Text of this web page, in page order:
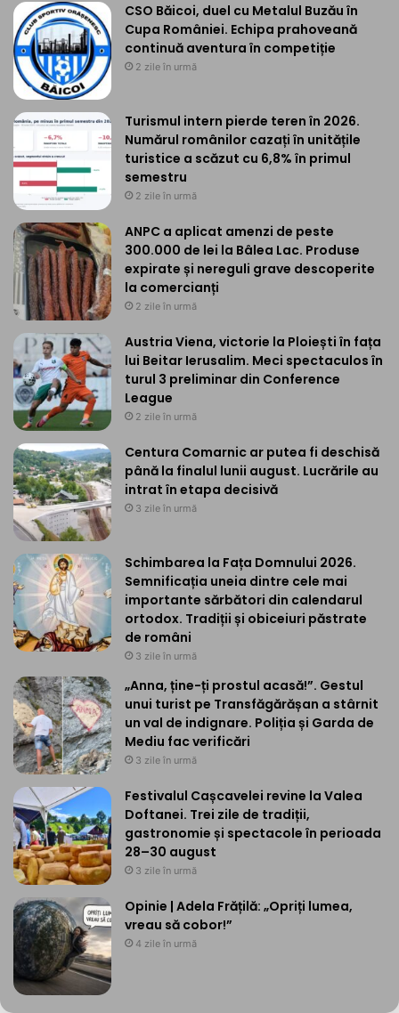
CSO Băicoi, duel cu Metalul Buzău în
Cupa României. Echipa prahoveană
continuă aventura în competiție
2 zile în urmă
Turismul intern pierde teren în 2026.
Numărul românilor cazați în unitățile
turistice a scăzut cu 6,8% în primul
semestru
2 zile în urmă
ANPC a aplicat amenzi de peste
300.000 de lei la Bâlea Lac. Produse
expirate și nereguli grave descoperite
la comercianți
2 zile în urmă
Austria Viena, victorie la Ploiești în fața
lui Beitar Ierusalim. Meci spectaculos în
turul 3 preliminar din Conference
League
2 zile în urmă
Centura Comarnic ar putea fi deschisă
până la finalul lunii august. Lucrările au
intrat în etapa decisivă
3 zile în urmă
Schimbarea la Fața Domnului 2026.
Semnificația uneia dintre cele mai
importante sărbători din calendarul
ortodox. Tradiții și obiceiuri păstrate
de români
3 zile în urmă
„Anna, ține-ți prostul acasă!”. Gestul
unui turist pe Transfăgărășan a stârnit
un val de indignare. Poliția și Garda de
Mediu fac verificări
3 zile în urmă
Festivalul Cașcavelei revine la Valea
Doftanei. Trei zile de tradiții,
gastronomie și spectacole în perioada
28–30 august
3 zile în urmă
Opinie | Adela Frățilă: „Opriți lumea,
vreau să cobor!”
4 zile în urmă